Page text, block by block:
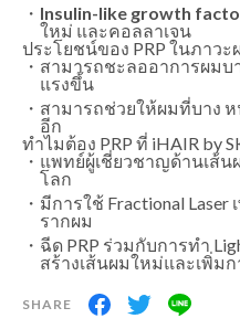
Insulin-like growth
ใหม่ และคอลลาเจน
ประโยชน์ของ PRP ในภาวะ
สามารถชะลออาการผม
แรงขึ้น
สามารถช่วยให้ผมที่บาง
อีก
ทำไมต้อง PRP ที่ iHAIR by
แพทย์ผู้เชี่ยวชาญด้านเส้น
โลก
มีการใช้ Fractional
รากผม
ฉีด PRP ร่วมกับการทำ
สร้างเส้นผมใหม่และเพิ่ม